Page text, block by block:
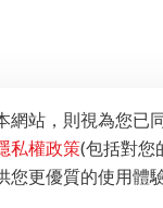
網站，則視為您已
私權政策(包括對您
您更優質的使用體